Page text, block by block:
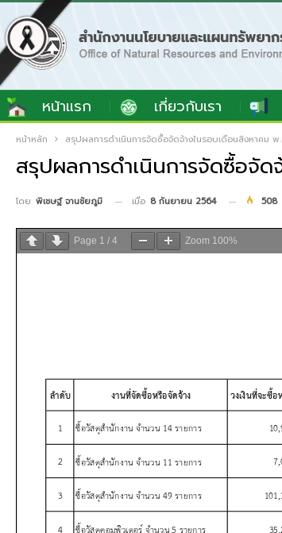
หน้าแรก เกี่ยวกับเรา
หน้าหลัก สรุปผลการดำเนินการจัดซื้อจัดจ้างในรอบเดือนสิงหาคม พ
สรุปผลการดำเนินการจัดซื้อจั
โดย พิเชษฐ์ จานชัยภูมิ เมื่อ 8 กันยายน 2564 508
Page 1 / 4 Zoom 100%